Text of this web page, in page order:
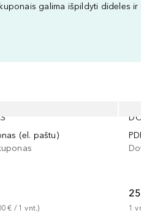
galima išpildyti dideles
(el. paštu)
€ / 1 vnt.)
1